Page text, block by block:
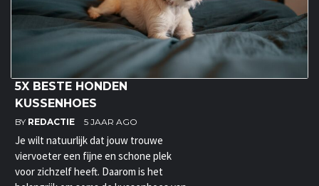
5X BESTE HONDEN
KUSSENHOES
BY REDACTIE 5 JAAR AGO
Je wilt natuurlijk dat jouw trouwe
viervoeter een fijne en schone plek
voor zichzelf heeft. Daarom is het